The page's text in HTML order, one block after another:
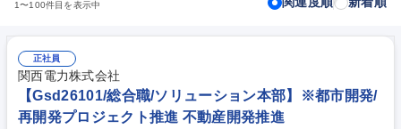
1〜100件目を表示中
正社員
関西電力株式会社
【Gsd26101/総合職/ソリューション本部】※都市開発/
再開発プロジェクト推進 不動産開発推進